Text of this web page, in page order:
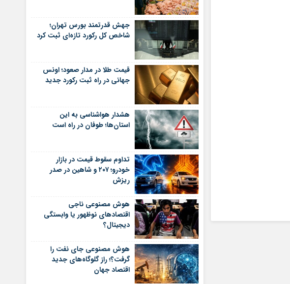
جهش قدرتمند بورس تهران؛
شاخص کل رکورد تازه‌ای ثبت کرد
قیمت طلا در مدار صعود؛ اونس
جهانی در راه ثبت رکورد جدید
هشدار هواشناسی به این
استان‌ها؛ طوفان در راه است
تداوم سقوط قیمت در بازار
خودرو؛ ۲۰۷ و شاهین در صدر
ریزش
هوش مصنوعی ناجی
اقتصادهای نوظهور یا وابستگی
دیجیتال؟
هوش مصنوعی جای نفت را
گرفت؟؛ راز گلوگاه‌های جدید
اقتصاد جهان